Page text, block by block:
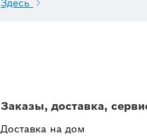
Здесь
Заказы, доставка,
Доставка на дом